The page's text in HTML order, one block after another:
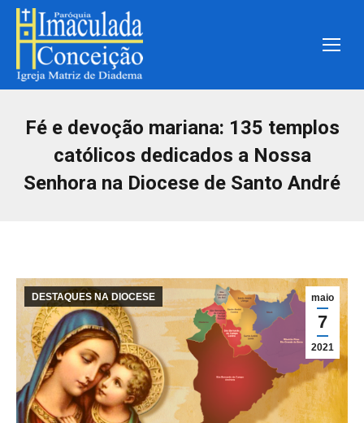
Fé e devoção mariana: 135 templos
católicos dedicados a Nossa
Senhora na Diocese de Santo André
maio
7
2021
DESTAQUES NA DIOCESE